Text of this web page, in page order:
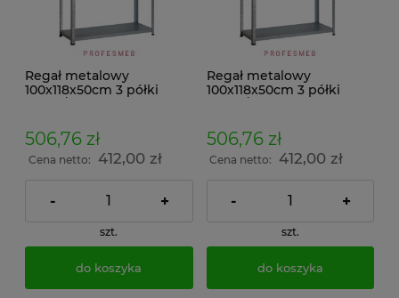
Regał metalowy
100x118x50cm 3 półki
dokumenty w archiwum i
do magazynu
506,76 zł
Cena netto: 412,00 zł
- +
szt.
do koszyka
Regał metalowy
100x118x50cm 3 półki
dokumenty w archiwum i
do magazynu
506,76 zł
Cena netto: 412,00 zł
- +
szt.
do koszyka